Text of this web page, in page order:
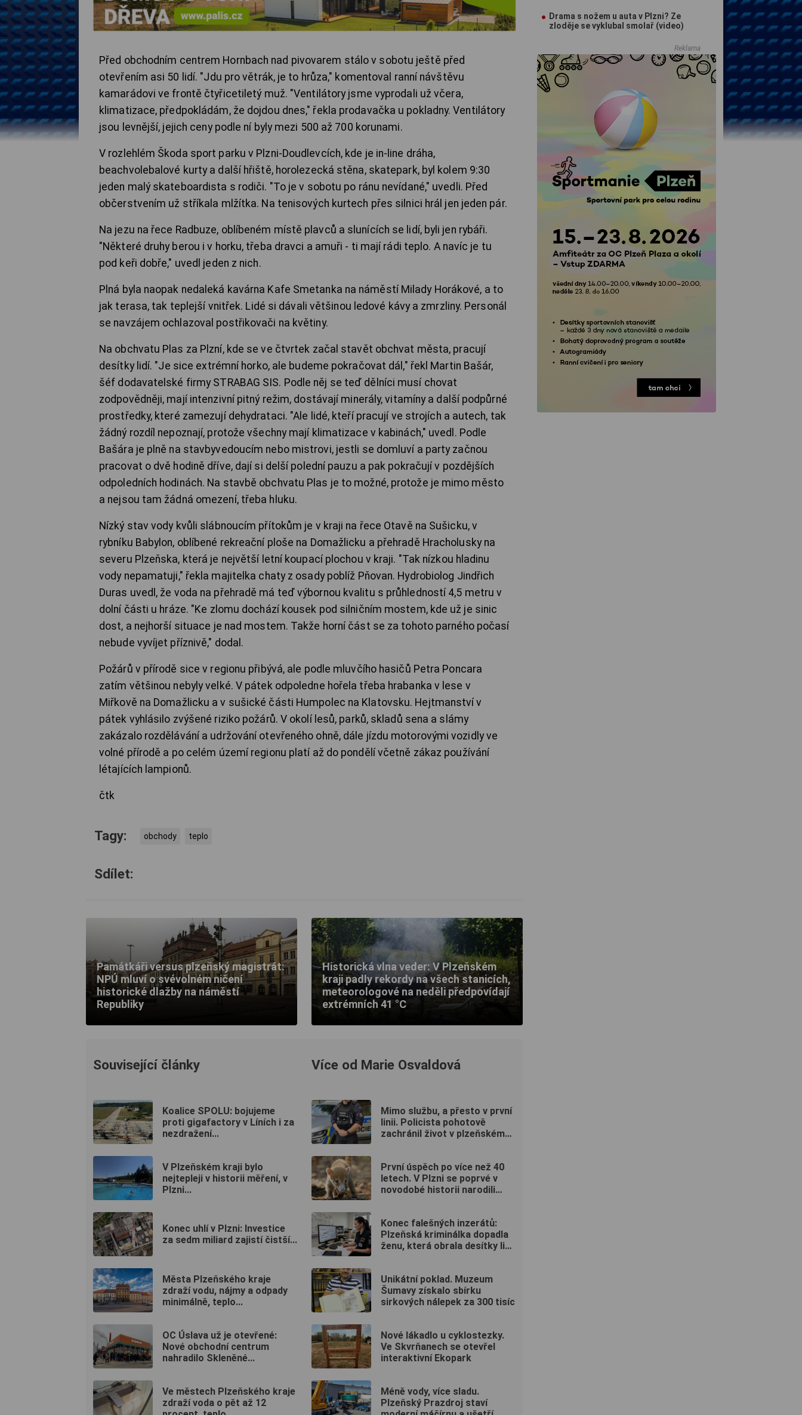
Před obchodním centrem Hornbach nad pivovarem stálo v sobotu ještě před
otevřením asi 50 lidí. "Jdu pro větrák, je to hrůza," komentoval ranní návštěvu
kamarádovi ve frontě čtyřicetiletý muž. "Ventilátory jsme vyprodali už včera,
klimatizace, předpokládám, že dojdou dnes," řekla prodavačka u pokladny. Ventilátory
jsou levnější, jejich ceny podle ní byly mezi 500 až 700 korunami.
V rozlehlém Škoda sport parku v Plzni-Doudlevcích, kde je in-line dráha,
beachvolebalové kurty a další hřiště, horolezecká stěna, skatepark, byl kolem 9:30
jeden malý skateboardista s rodiči. "To je v sobotu po ránu nevídané," uvedli. Před
občerstvením už stříkala mlžítka. Na tenisových kurtech přes silnici hrál jen jeden pár.
Na jezu na řece Radbuze, oblíbeném místě plavců a slunících se lidí, byli jen rybáři.
"Některé druhy berou i v horku, třeba dravci a amuři - ti mají rádi teplo. A navíc je tu
pod keři dobře," uvedl jeden z nich.
Plná byla naopak nedaleká kavárna Kafe Smetanka na náměstí Milady Horákové, a to
jak terasa, tak teplejší vnitřek. Lidé si dávali většinou ledové kávy a zmrzliny. Personál
se navzájem ochlazoval postřikovači na květiny.
Na obchvatu Plas za Plzní, kde se ve čtvrtek začal stavět obchvat města, pracují
desítky lidí. "Je sice extrémní horko, ale budeme pokračovat dál," řekl Martin Bašár,
šéf dodavatelské firmy STRABAG SIS. Podle něj se teď dělníci musí chovat
zodpovědněji, mají intenzivní pitný režim, dostávají minerály, vitamíny a další podpůrné
prostředky, které zamezují dehydrataci. "Ale lidé, kteří pracují ve strojích a autech, tak
žádný rozdíl nepoznají, protože všechny mají klimatizace v kabinách," uvedl. Podle
Bašára je plně na stavbyvedoucím nebo mistrovi, jestli se domluví a party začnou
pracovat o dvě hodině dříve, dají si delší polední pauzu a pak pokračují v pozdějších
odpoledních hodinách. Na stavbě obchvatu Plas je to možné, protože je mimo město
a nejsou tam žádná omezení, třeba hluku.
Nízký stav vody kvůli slábnoucím přítokům je v kraji na řece Otavě na Sušicku, v
rybníku Babylon, oblíbené rekreační ploše na Domažlicku a přehradě Hracholusky na
severu Plzeňska, která je největší letní koupací plochou v kraji. "Tak nízkou hladinu
vody nepamatuji," řekla majitelka chaty z osady poblíž Pňovan. Hydrobiolog Jindřich
Duras uvedl, že voda na přehradě má teď výbornou kvalitu s průhledností 4,5 metru v
dolní části u hráze. "Ke zlomu dochází kousek pod silničním mostem, kde už je sinic
dost, a nejhorší situace je nad mostem. Takže horní část se za tohoto parného počasí
nebude vyvíjet příznivě," dodal.
Požárů v přírodě sice v regionu přibývá, ale podle mluvčího hasičů Petra Poncara
zatím většinou nebyly velké. V pátek odpoledne hořela třeba hrabanka v lese v
Miřkově na Domažlicku a v sušické části Humpolec na Klatovsku. Hejtmanství v
pátek vyhlásilo zvýšené riziko požárů. V okolí lesů, parků, skladů sena a slámy
zakázalo rozdělávání a udržování otevřeného ohně, dále jízdu motorovými vozidly ve
volné přírodě a po celém území regionu platí až do pondělí včetně zákaz používání
létajících lampionů.
čtk
Tagy: obchody teplo
Sdílet:
Památkáři versus plzeňský magistrát:
NPÚ mluví o svévolném ničení
historické dlažby na náměstí
Republiky
Historická vlna veder: V Plzeňském
kraji padly rekordy na všech stanicích,
meteorologové na neděli předpovídají
extrémních 41 °C
Související články
Koalice SPOLU: bojujeme
proti gigafactory v Líních i za
nezdražení...
V Plzeňském kraji bylo
nejtepleji v historii měření, v
Plzni...
Konec uhlí v Plzni: Investice
za sedm miliard zajistí čistší...
Města Plzeňského kraje
zdraží vodu, nájmy a odpady
minimálně, teplo...
OC Úslava už je otevřené:
Nové obchodní centrum
nahradilo Skleněné...
Ve městech Plzeňského kraje
zdraží voda o pět až 12
Více od Marie Osvaldová
Mimo službu, a přesto v první
linii. Policista pohotově
zachránil život v plzeňském
První úspěch po více než 40
letech. V Plzni se poprvé v
novodobé historii narodili
Konec falešných inzerátů:
Plzeňská kriminálka dopadla
ženu, která obrala desítky lidí
Unikátní poklad. Muzeum
Šumavy získalo sbírku
sirkových nálepek za 300 tisíc
Nové lákadlo u cyklostezky.
Ve Skvrňanech se otevřel
interaktivní Ekopark
Méně vody, více sladu.
Plzeňský Prazdroj staví
Drama s nožem u auta v Plzni? Ze
zloděje se vyklubal smolař (video)
Reklama